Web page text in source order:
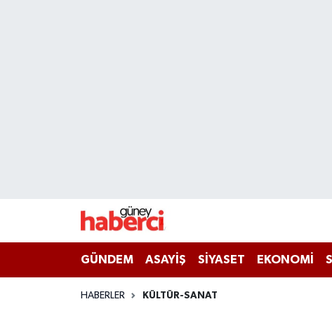
GÜNDEM ASAYİŞ SİYASET EKONOMİ
HABERLER KÜLTÜR-SANAT
Haber Arşivi